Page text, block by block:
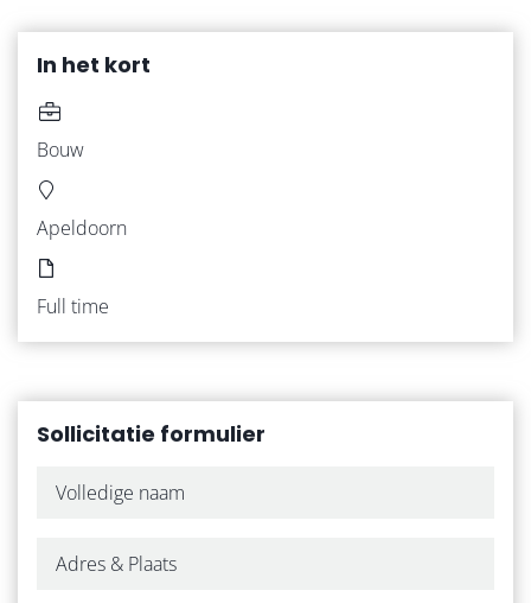
OVER ONS
In het kort
Bouw
Apeldoorn
Full time
Sollicitatie formulier